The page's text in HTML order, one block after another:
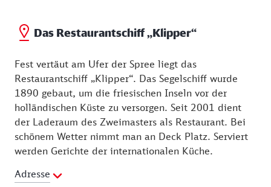
Das Restaurantschiff „Klipper“
Fest vertäut am Ufer der Spree liegt das
Restaurantschiff „Klipper“. Das Segelschiff wurde
1890 gebaut, um die friesischen Inseln vor der
holländischen Küste zu versorgen. Seit 2001 dient
der Laderaum des Zweimasters als Restaurant. Bei
schönem Wetter nimmt man an Deck Platz. Serviert
werden Gerichte der internationalen Küche.
Adresse